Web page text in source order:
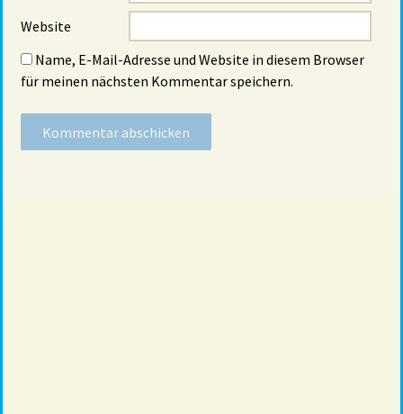
Website
Name, E-Mail-Adresse und Website in diesem Browser
für meinen nächsten Kommentar speichern.